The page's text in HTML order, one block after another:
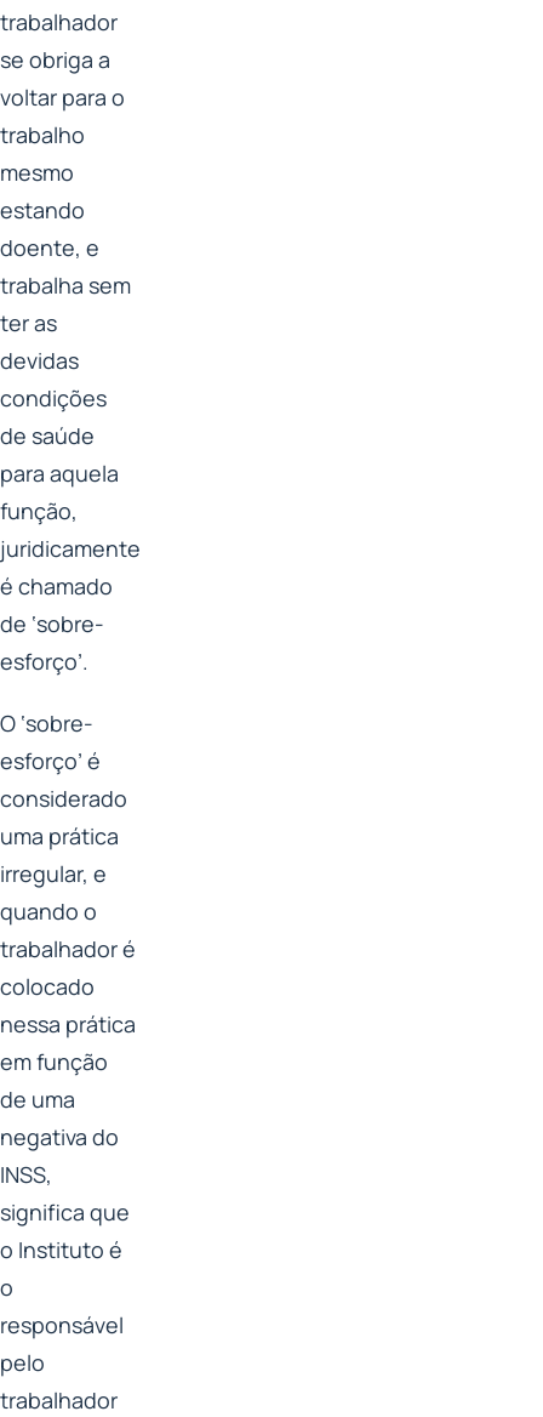
trabalhador
se obriga a
voltar para o
trabalho
mesmo
estando
doente, e
trabalha sem
ter as
devidas
condições
de saúde
para aquela
função,
juridicamente
é chamado
de ‘sobre-
esforço’.
O ‘sobre-
esforço’ é
considerado
uma prática
irregular, e
quando o
trabalhador é
colocado
nessa prática
em função
de uma
negativa do
INSS,
significa que
o Instituto é
o
responsável
pelo
trabalhador